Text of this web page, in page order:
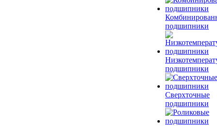
подшипники
подшипники
Сверхточные
подшипники